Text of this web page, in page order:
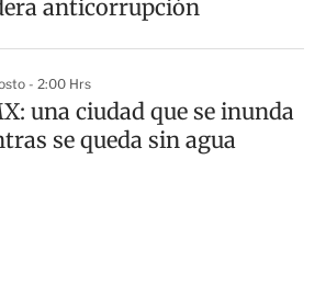
anticorrupción
- 2:00 Hrs
una ciudad que se inunda
se queda sin agua